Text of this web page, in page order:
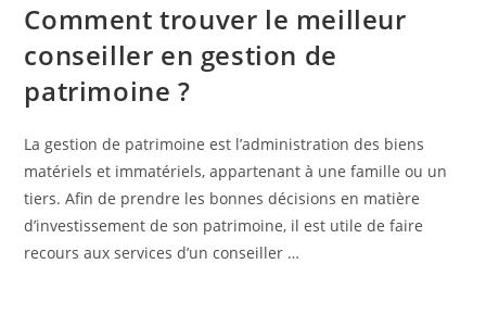
Comment trouver le meilleur
conseiller en gestion de
patrimoine ?
La gestion de patrimoine est l’administration des biens
matériels et immatériels, appartenant à une famille ou un
tiers. Afin de prendre les bonnes décisions en matière
d’investissement de son patrimoine, il est utile de faire
recours aux services d’un conseiller …